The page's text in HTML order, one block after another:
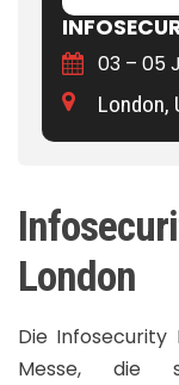
03 – 05
London,
London
Die Infosecurity
Messe, die